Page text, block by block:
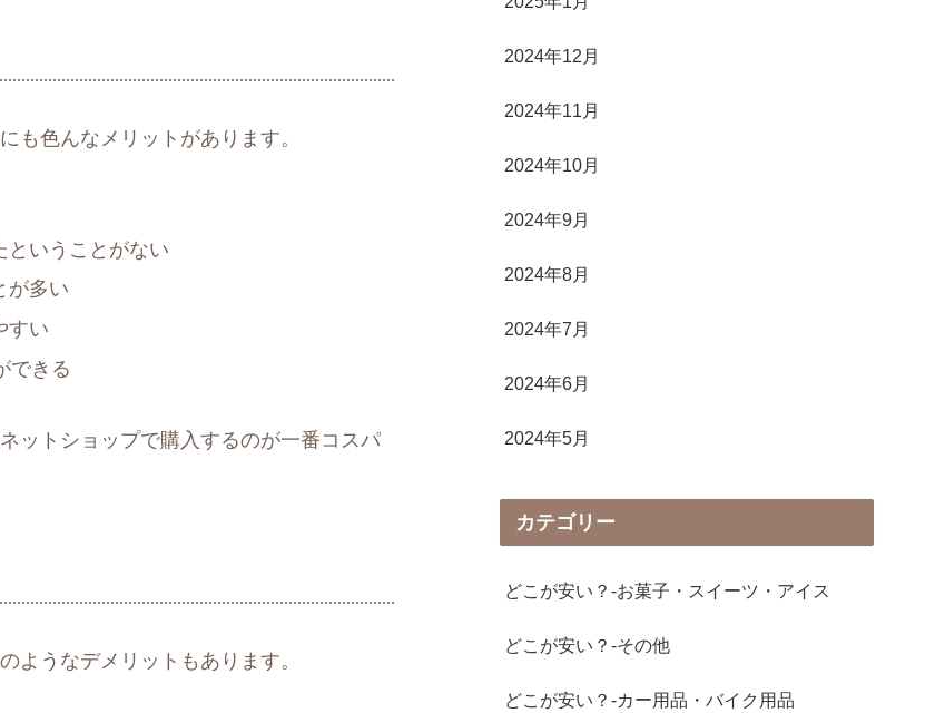
も色んなメリットがあります。
ということがない
が多い
すい
できる
ットショップで購入するのが一番コスパ
ようなデメリットもあります。
2024年12月
2024年11月
2024年10月
2024年9月
2024年8月
2024年7月
2024年6月
2024年5月
カテゴリー
どこが安い？-お菓子・スイーツ・アイス
どこが安い？-その他
どこが安い？-カー用品・バイク用品